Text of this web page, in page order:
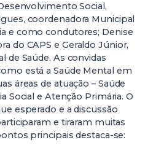
Social,
coordenadora Municipal
e como condutores; Denise
do CAPS e Geraldo Júnior,
de Saúde. As convidas
está a Saúde Mental em
áreas de atuação – Saúde
Social e Atenção Primária. O
esperado e a discussão
e tiraram muitas
principais destaca-se: